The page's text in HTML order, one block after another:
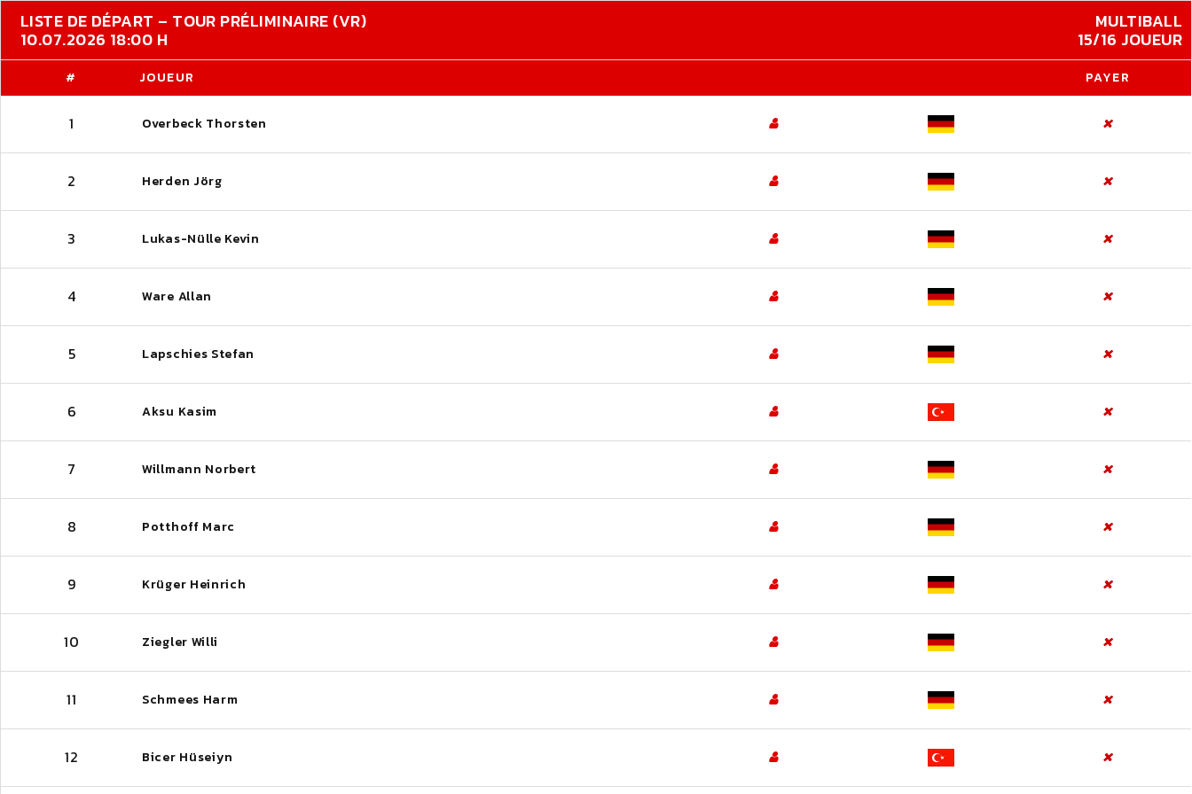
LISTE DE DÉPART – TOUR PRÉLIMINAIRE (VR) MULTIBALL
10.07.2026 18:00 H 15/16 JOUEUR
# JOUEUR PAYER
1 Overbeck Thorsten
2 Herden Jörg
3 Lukas-Nülle Kevin
4 Ware Allan
5 Lapschies Stefan
6 Aksu Kasim
7 Willmann Norbert
8 Potthoff Marc
9 Krüger Heinrich
10 Ziegler Willi
11 Schmees Harm
12 Bicer Hüseiyn